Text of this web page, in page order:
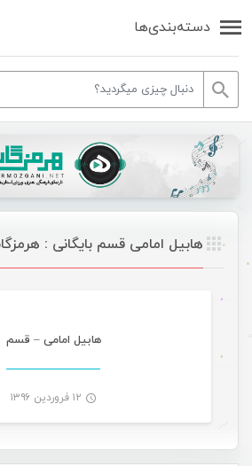
دسته‌بندی‌ها
هابیل امامی قسم بایگانی :
هابیل امامی – قسم
۱۲ فروردین ۱۳۹۶